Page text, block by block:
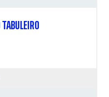
TABULEIRO